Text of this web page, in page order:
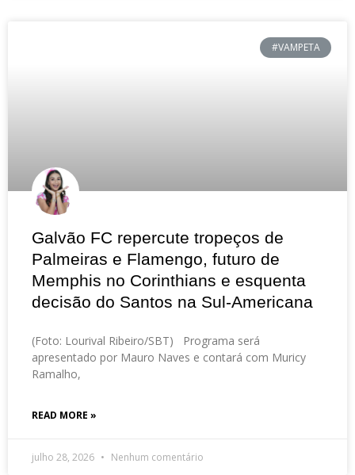
#VAMPETA
Galvão FC repercute tropeços de
Palmeiras e Flamengo, futuro de
Memphis no Corinthians e esquenta
decisão do Santos na Sul-Americana
(Foto: Lourival Ribeiro/SBT) Programa será
apresentado por Mauro Naves e contará com Muricy
Ramalho,
READ MORE »
julho 28, 2026 Nenhum comentário